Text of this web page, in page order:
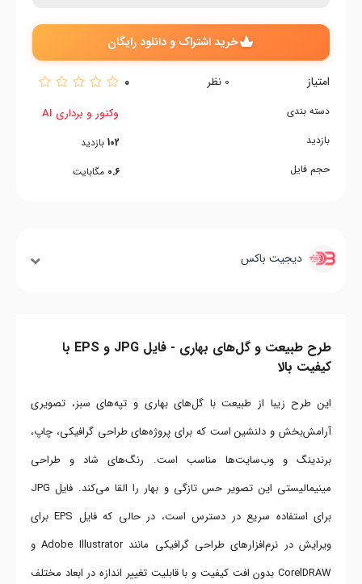
خرید اشتراک و دانلود رایگان
امتیاز 0 نظر 0
دسته بندی
بازدید
حجم فایل
وکتور و برداری AI
102 بازدید
0.6 مگابایت
دیجیت باکس
طرح طبیعت و گل‌های بهاری - فایل JPG و EPS با
کیفیت بالا
این طرح زیبا از طبیعت با گل‌های بهاری و تپه‌های سبز، تصویری
آرامش‌بخش و دلنشین است که برای پروژه‌های طراحی گرافیکی، چاپ،
برندینگ و وب‌سایت‌ها مناسب است. رنگ‌های شاد و طراحی
مینیمالیستی این تصویر حس تازگی و بهار را القا می‌کند. فایل JPG
برای استفاده سریع در دسترس است، در حالی که فایل EPS برای
ویرایش در نرم‌افزارهای طراحی گرافیکی مانند Adobe Illustrator و
CorelDRAW بدون افت کیفیت و با قابلیت تغییر اندازه در ابعاد مختلف